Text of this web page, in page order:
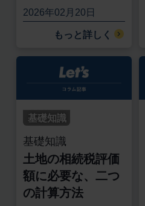
2026年02月20日
もっと詳しく
基礎知識
基礎知識
土地の相続税評価
額に必要な、二つ
の計算方法